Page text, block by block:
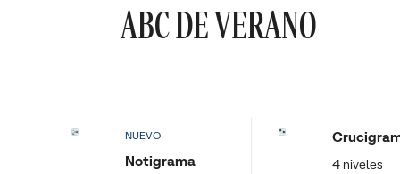
ABC DE VERANO
NUEVO
Notigrama 4 niveles